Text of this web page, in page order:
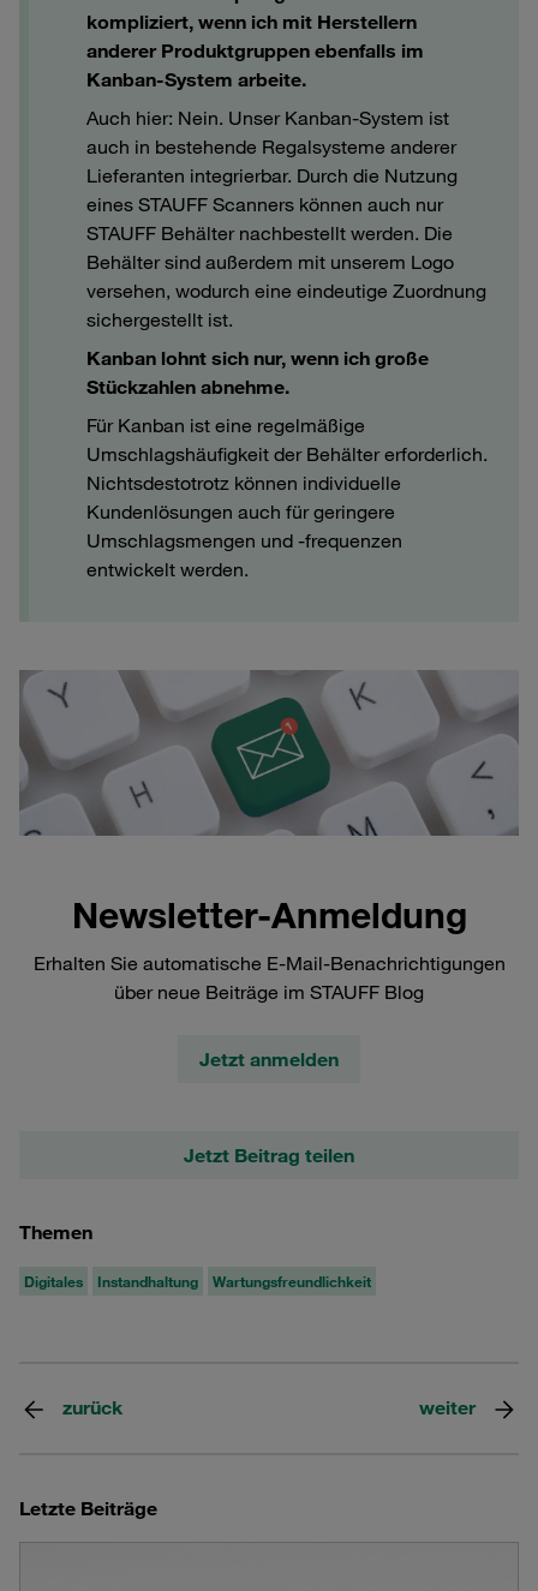
kompliziert, wenn ich mit Herstellern
anderer Produktgruppen ebenfalls im
Kanban-System arbeite.
Auch hier: Nein. Unser Kanban-System ist
auch in bestehende Regalsysteme anderer
Lieferanten integrierbar. Durch die Nutzung
eines STAUFF Scanners können auch nur
STAUFF Behälter nachbestellt werden. Die
Behälter sind außerdem mit unserem Logo
versehen, wodurch eine eindeutige Zuordnung
sichergestellt ist.
Kanban lohnt sich nur, wenn ich große
Stückzahlen abnehme.
Für Kanban ist eine regelmäßige
Umschlagshäufigkeit der Behälter erforderlich.
Nichtsdestotrotz können individuelle
Kundenlösungen auch für geringere
Umschlagsmengen und -frequenzen
entwickelt werden.
Newsletter-Anmeldung
Erhalten Sie automatische E-Mail-Benachrichtigungen
über neue Beiträge im STAUFF Blog
Jetzt anmelden
Jetzt Beitrag teilen
Themen
Digitales Instandhaltung Wartungsfreundlichkeit
zurück weiter
Letzte Beiträge